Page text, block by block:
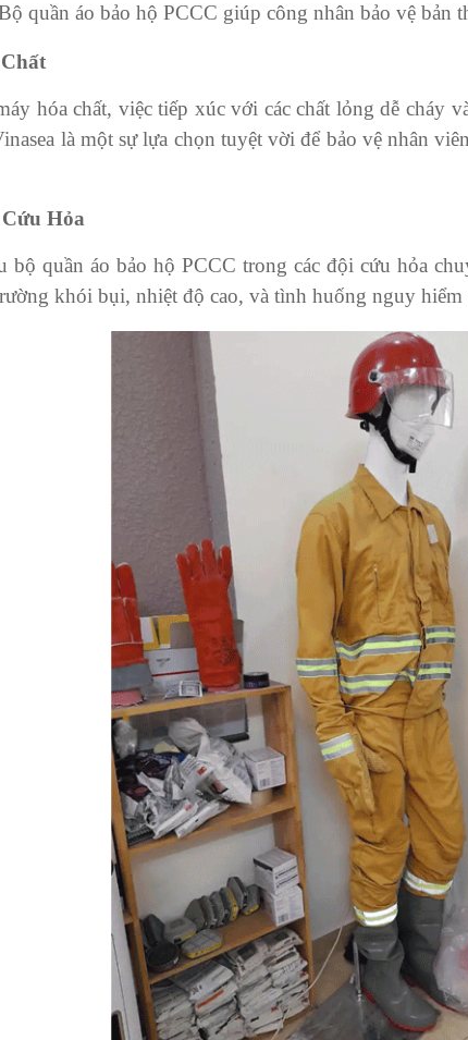
quần áo bảo hộ PCCC giúp công nhân bảo vệ
hóa chất, việc tiếp xúc với các chất lỏng dễ cháy
là một sự lựa chọn tuyệt vời để bảo vệ nhân
Hỏa
bộ quần áo bảo hộ PCCC trong các đội cứu hỏa
khói bụi, nhiệt độ cao, và tình huống nguy